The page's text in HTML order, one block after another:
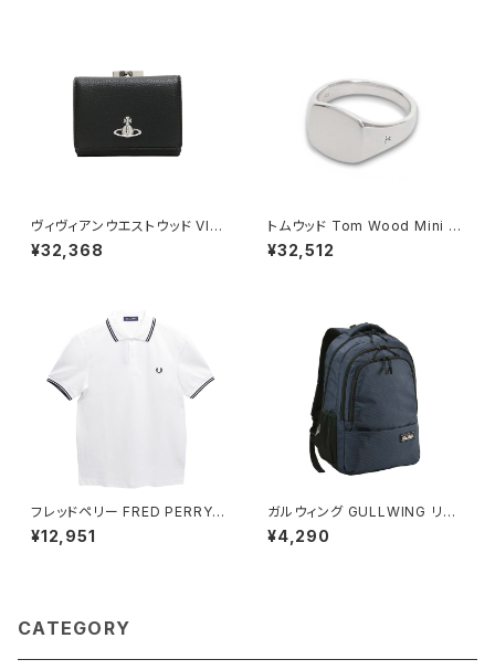
ヴィヴィアンウエストウッド VIVI
ENNE WESTWOOD SMALL
FRAME WALLET 三つ折り財
¥32,368
トムウッド Tom Wood Mini C
ushion リング 100771-50 シ
ルバー
¥32,512
フレッドペリー FRED PERRY T
he Fred Perry Shirt M3600
ポロシャツ M3600-200-WHI
¥12,951
ガルウィング GULLWING リュ
ック 23L 軽量 大容量 デイパッ
ク 42603-3h メンズ ネイビー
¥4,290
CATEGORY